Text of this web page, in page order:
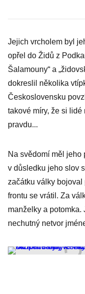
Jejich vrcholem byl
opřel do Židů z
Šalamouny“ a
dokreslil několika
Československu
takové míry, že si lidé
pravdu...
Na svědomí měl
v důsledku jeho slov
začátku války bojoval
frontu se vrátil. Za
manželky a potomka.
nechutný netvor